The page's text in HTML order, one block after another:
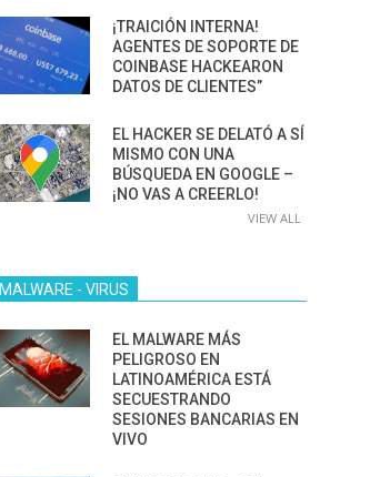
¡TRAICIÓN INTERNA!
AGENTES DE SOPORTE DE
COINBASE HACKEARON
DATOS DE CLIENTES”
EL HACKER SE DELATÓ A SÍ
MISMO CON UNA
BÚSQUEDA EN GOOGLE –
¡NO VAS A CREERLO!
VIEW ALL
MALWARE - VIRUS
EL MALWARE MÁS
PELIGROSO EN
LATINOAMÉRICA ESTÁ
SECUESTRANDO
SESIONES BANCARIAS EN
VIVO